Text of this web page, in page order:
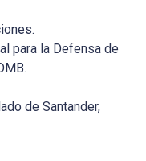
para la Defensa de
de Santander,